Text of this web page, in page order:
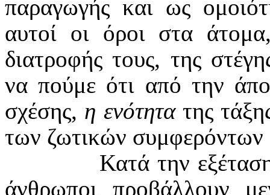
παραγωγής και ως
αυτοί οι όροι στα
διατροφής τους, της
να πούμε ότι από την
σχέσης, η ενότητατης
των ζωτικών συμφερόντων
Κατά την
άνθρωποι προβάλλουν